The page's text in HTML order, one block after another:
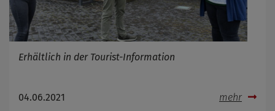
Erhältlich in der Tourist-Information
04.06.2021 mehr